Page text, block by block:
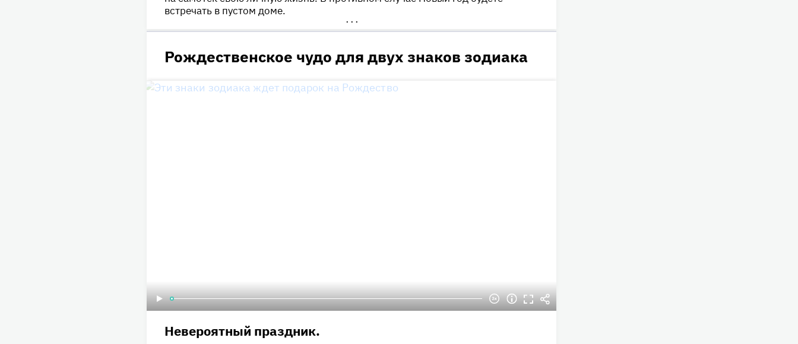
встречать в пустом доме.
•••
Рождественское чудо для двух знаков зодиака
Невероятный праздник.